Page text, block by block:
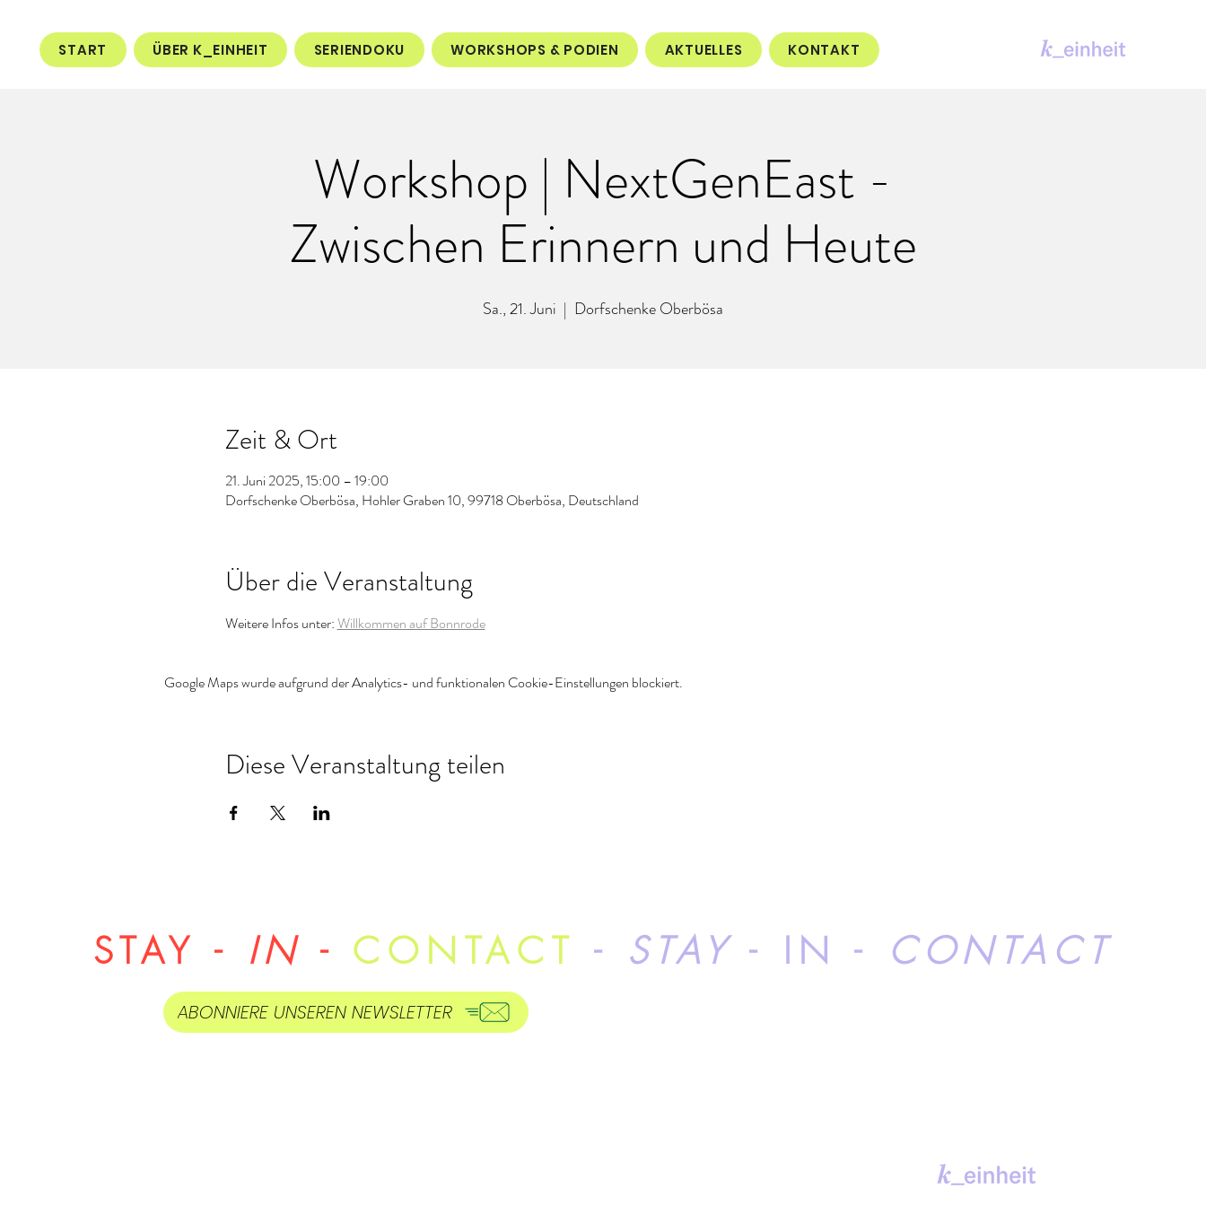
START ÜBER K_EINHEIT SERIENDOKU WORKSHOPS & PODIEN AKTUELLES KONTAKT
Workshop | NextGenEast -
Zwischen Erinnern und Heute
Sa., 21. Juni
  |
Dorfschenke Oberbösa
Zeit & Ort
21. Juni 2025, 15:00 – 19:00
Dorfschenke Oberbösa, Hohler Graben 10, 99718 Oberbösa, Deutschland
Über die Veranstaltung
Weitere Infos unter: Willkommen auf Bonnrode
Google Maps wurde aufgrund der Analytics- und funktionalen Cookie-Einstellungen blockiert.
Diese Veranstaltung teilen
STAY - IN - CONTACT - STAY- IN - CONTACT
ABONNIERE UNSEREN NEWSLETTER